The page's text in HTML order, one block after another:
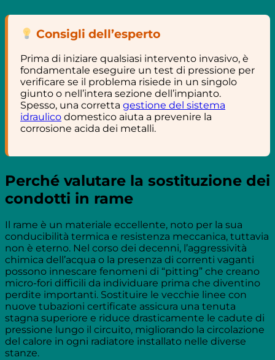
Consigli dell’esperto
Prima di iniziare qualsiasi intervento invasivo, è
fondamentale eseguire un test di pressione per
verificare se il problema risiede in un singolo
giunto o nell’intera sezione dell’impianto.
Spesso, una corretta gestione del sistema
idraulico domestico aiuta a prevenire la
corrosione acida dei metalli.
Perché valutare la sostituzione dei
condotti in rame
Il rame è un materiale eccellente, noto per la sua
conducibilità termica e resistenza meccanica, tuttavia
non è eterno. Nel corso dei decenni, l’aggressività
chimica dell’acqua o la presenza di correnti vaganti
possono innescare fenomeni di “pitting” che creano
micro-fori difficili da individuare prima che diventino
perdite importanti. Sostituire le vecchie linee con
nuove tubazioni certificate assicura una tenuta
stagna superiore e riduce drasticamente le cadute di
pressione lungo il circuito, migliorando la circolazione
del calore in ogni radiatore installato nelle diverse
stanze.